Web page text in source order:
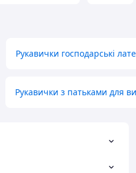
Рукавички господарські
Рукавички з патьками для